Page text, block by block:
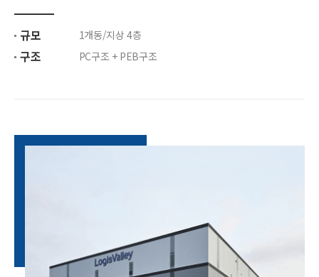
규모 1개동/지상 4층
구조 PC구조 + PEB구조